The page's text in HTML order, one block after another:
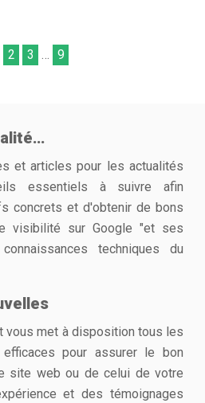
2 3 … 9
et articles pour les actualités
essentiels à suivre afin
concrets et d'obtenir de bons
visibilité sur Google "et ses
techniques du
vous met à disposition tous les
pour assurer le bon
site web ou de celui de votre
et des témoignages